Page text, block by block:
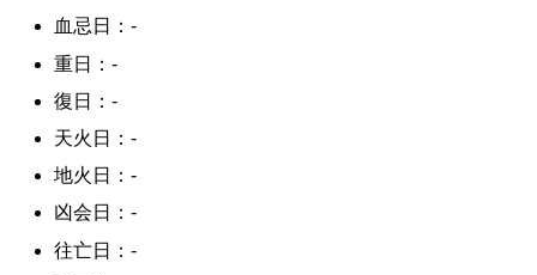
血忌日：-
重日：-
復日：-
天火日：-
地火日：-
凶会日：-
往亡日：-